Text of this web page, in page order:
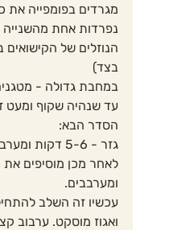
מגרדים בפומפייה את
נפרדות אחת מהשנייה
הנוזלים של
בצד)
במחבת גדולה -
עד שנהיה שקוף ומעט
הסדר הבא:
גזר - 5-6 דקות ומערבבים מדי פעם עם הבצל.
ומערבבים.
עכשיו זה השלב
ואגוז מוסקט. ערבוב